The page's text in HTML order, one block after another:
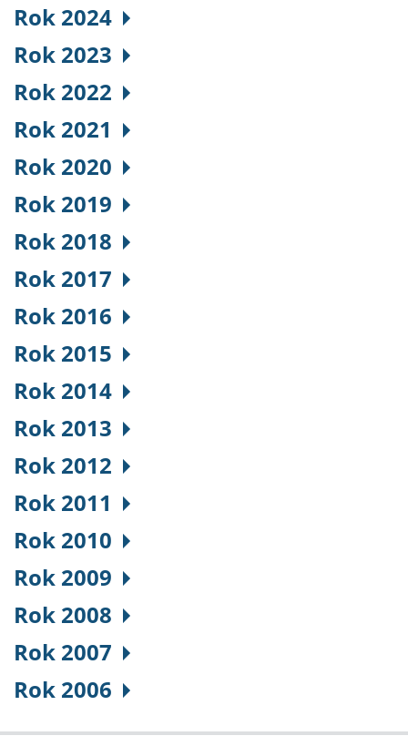
Rok 2024
Rok 2023
Rok 2022
Rok 2021
Rok 2020
Rok 2019
Rok 2018
Rok 2017
Rok 2016
Rok 2015
Rok 2014
Rok 2013
Rok 2012
Rok 2011
Rok 2010
Rok 2009
Rok 2008
Rok 2007
Rok 2006